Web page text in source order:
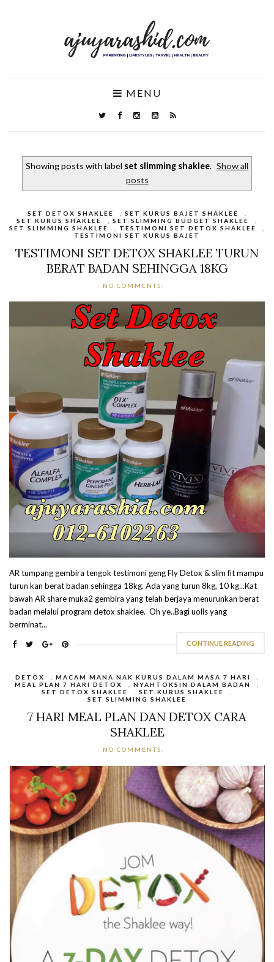
MENU
Showing posts with label set slimming shaklee. Show all
posts
SET DETOX SHAKLEE SET KURUS BAJET SHAKLEE
SET KURUS SHAKLEE
SET SLIMMING BUDGET SHAKLEE
SET SLIMMING SHAKLEE
TESTIMONI SET DETOX SHAKLEE
TESTIMONI SET KURUS BAJET
TESTIMONI SET DETOX SHAKLEE TURUN
BERAT BADAN SEHINGGA 18KG
NO COMMENTS:
AR tumpang gembira tengok testimoni geng Fly Detox & slim fit mampu
turun kan berat badan sehingga 18kg. Ada yang turun 8kg, 10 kg...Kat
bawah AR share muka2 gembira yang telah berjaya menurunkan berat
badan melalui program detox shaklee. Oh ye..Bagi uolls yang
berminat...
CONTINUE READING
DETOX MACAM MANA NAK KURUS DALAM MASA 7 HARI
MEAL PLAN 7 HARI DETOX
NYAHTOKSIN DALAM BADAN
SET DETOX SHAKLEE
SET KURUS SHAKLEE
SET SLIMMING SHAKLEE
7 HARI MEAL PLAN DAN DETOX CARA
SHAKLEE
NO COMMENTS: